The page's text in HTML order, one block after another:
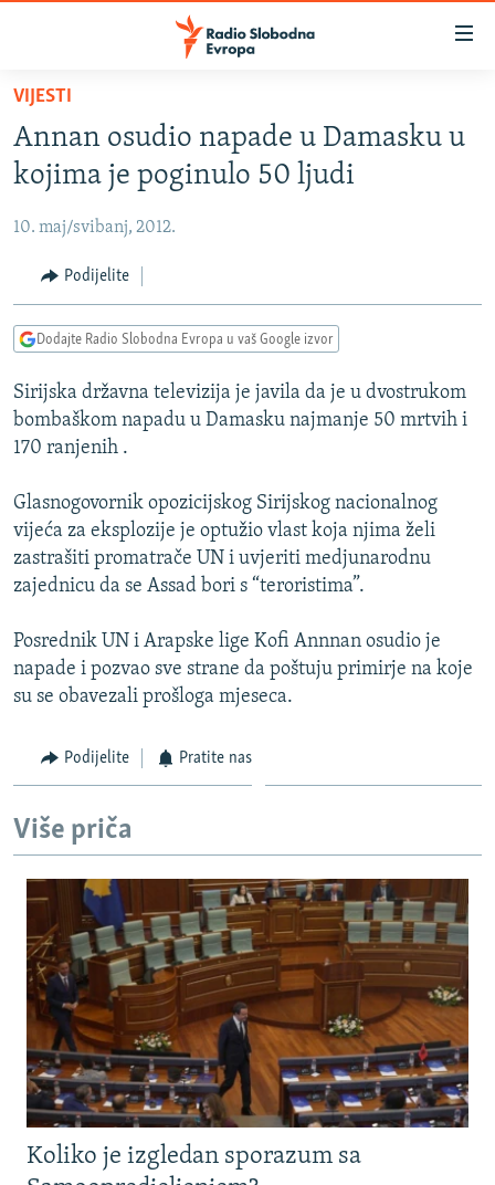
Pređite
glavni
sadržaj
Pređite
na
navigaciju
Pređite
na
SRBIJA
KOSOVO
CRNA GORA
VIDEO
FOTOGALERIJE
INFOGRAFIKE
PODCASTI
RAT U UKRAJINI
KINA NA BALKANU
ISPRIČAJ MI
DNEVNO@RSE
SPECIJALI RSE
VIŠE OD NASLOVA
GENOCID U SREBRENICI
TV LIBERTY
MOJA EVROPA
SVE KARTE DEJTONA
NASTANAK I RASPAD JUGOSLAVIJE
PRATITE NAS
Sve RFE/RL stranice
VIJESTI
Annan osudio napade u Damasku u
kojima je poginulo 50 ljudi
10. maj/svibanj, 2012.
Podijelite
Dodajte Radio Slobodna Evropa u vaš Google izvor
Sirijska državna televizija je javila da je u dvostrukom
bombaškom napadu u Damasku najmanje 50 mrtvih i
170 ranjenih .
Glasnogovornik opozicijskog Sirijskog nacionalnog
vijeća za eksplozije je optužio vlast koja njima želi
zastrašiti promatrače UN i uvjeriti medjunarodnu
zajednicu da se Assad bori s “teroristima”.
Posrednik UN i Arapske lige Kofi Annnan osudio je
napade i pozvao sve strane da poštuju primirje na koje
su se obavezali prošloga mjeseca.
Podijelite Pratite nas
Više priča
Koliko je izgledan sporazum sa